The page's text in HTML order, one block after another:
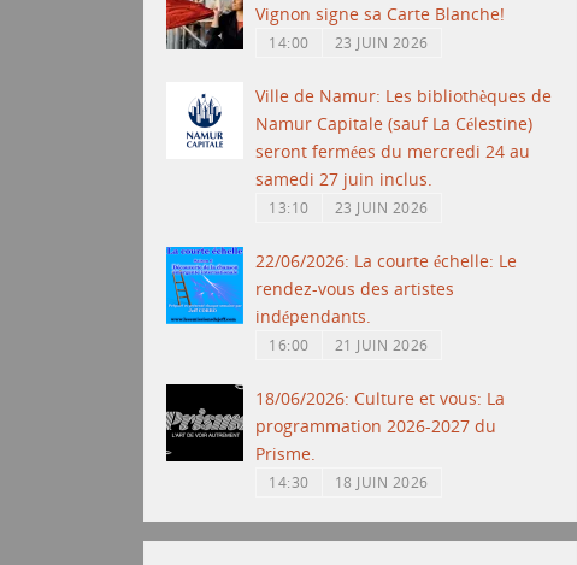
Vignon signe sa Carte Blanche!
14:00 23 JUIN 2026
Ville de Namur: Les bibliothèques de
Namur Capitale (sauf La Célestine)
seront fermées du mercredi 24 au
samedi 27 juin inclus.
13:10 23 JUIN 2026
22/06/2026: La courte échelle: Le
rendez-vous des artistes
indépendants.
16:00 21 JUIN 2026
18/06/2026: Culture et vous: La
programmation 2026-2027 du
Prisme.
14:30 18 JUIN 2026